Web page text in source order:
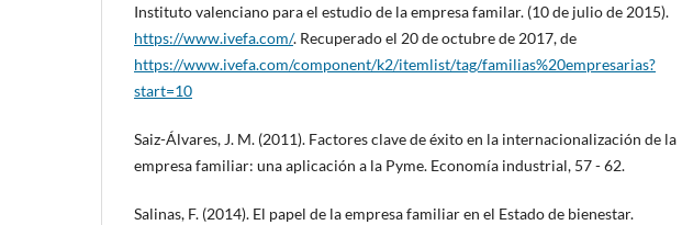
Instituto valenciano para el estudio de la empresa familar. (10 de julio de 2015).
https://www.ivefa.com/. Recuperado el 20 de octubre de 2017, de
https://www.ivefa.com/component/k2/itemlist/tag/familias%20empresarias?
start=10
Saiz-Álvares, J. M. (2011). Factores clave de éxito en la internacionalización de la
empresa familiar: una aplicación a la Pyme. Economía industrial, 57 - 62.
Salinas, F. (2014). El papel de la empresa familiar en el Estado de bienestar.